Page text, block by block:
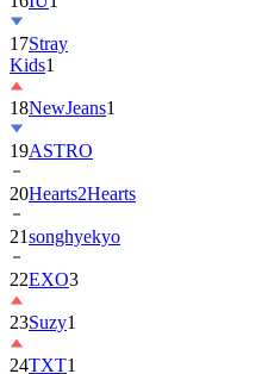
Kids
18NewJeans
19ASTRO
20Hearts2Hearts
21songhyekyo
22EXO3
23Suzy1
24TXT1
25IDID1